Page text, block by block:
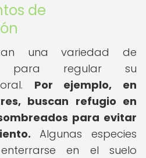
de
una variedad de
para regular su
Por ejemplo, en
buscan refugio en
para evitar
Algunas especies
en el suelo